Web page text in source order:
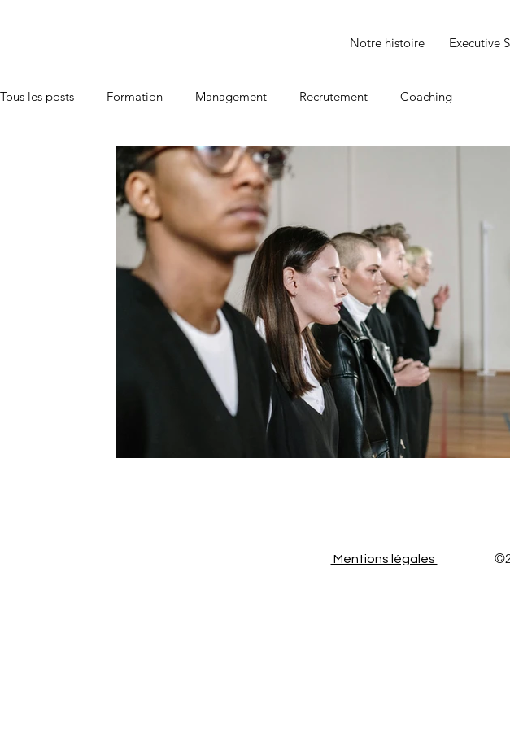
Notre histoire Executive
Tous les posts Formation Management Recrutement Coaching
Mentions légales